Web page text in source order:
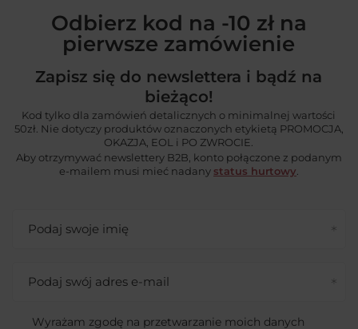
Odbierz kod na -10 zł na
pierwsze zamówienie
Zapisz się do newslettera i bądź na
bieżąco!
Kod tylko dla zamówień detalicznych o minimalnej wartości
50zł. Nie dotyczy produktów oznaczonych etykietą PROMOCJA,
OKAZJA, EOL i PO ZWROCIE.
Aby otrzymywać newslettery B2B, konto połączone z podanym
e-mailem musi mieć nadany status hurtowy.
Podaj swoje imię
Podaj swój adres e-mail
Wyrażam zgodę na przetwarzanie moich danych